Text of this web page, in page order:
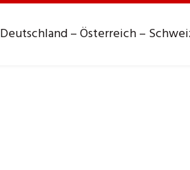
Deutschland – Österreich –